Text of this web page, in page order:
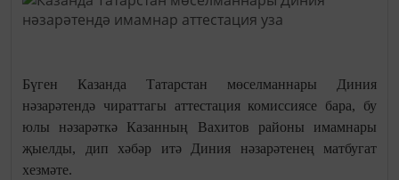
Бүген Казанда Татарстан мөселманнары Диния
нәзарәтендә чираттагы аттестация комиссиясе бара, бу
юлы нәзарәткә Казанның Вахитов районы имамнары
җыелды, дип хәбәр итә Диния нәзарәтенең матбугат
хезмәте.